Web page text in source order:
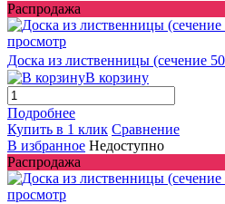
Распродажа
просмотр
Доска из лиственницы (сечение
В корзину
Подробнее
Купить в 1 клик Сравнение
В избранное Недоступно
Распродажа
просмотр